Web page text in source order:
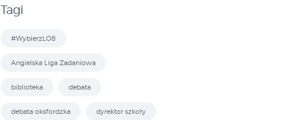
Tagi
#WybierzLO8
Angielska Liga Zadaniowa
biblioteka debata
debata oksfordzka dyrektor szkoły